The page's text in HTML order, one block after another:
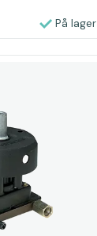
På lager